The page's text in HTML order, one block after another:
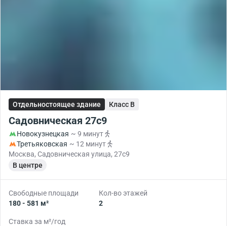
Отдельностоящее здание Класс B
Садовническая 27с9
Новокузнецкая ~ 9 минут
Третьяковская ~ 12 минут
Москва, Садовническая улица, 27с9
В центре
Свободные площади
180 - 581 м²
Кол-во этажей
2
Ставка за м²/год